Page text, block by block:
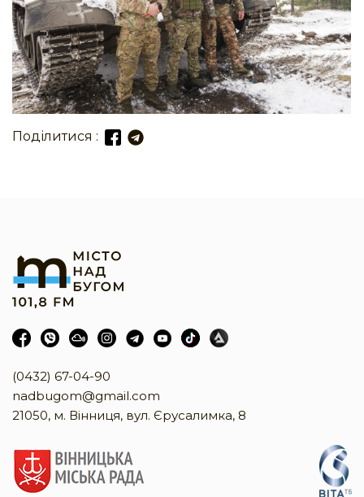
Поділитися :
(0432) 67-04-90
nadbugom@gmail.com
21050, м. Вінниця, вул. Єрусалимка, 8